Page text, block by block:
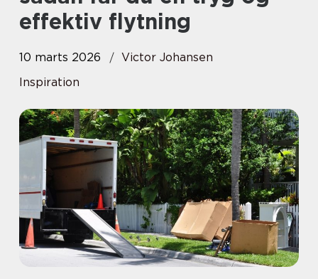
effektiv flytning
10 marts 2026
Victor Johansen
Inspiration